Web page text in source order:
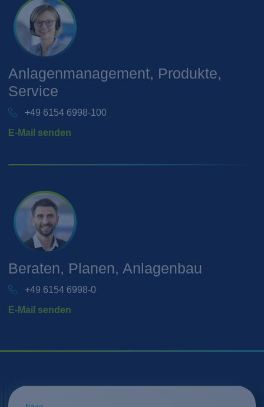
Anlagenmanagement, Produkte,
Service
+49 6154 6998-100
E-Mail senden
Beraten, Planen, Anlagenbau
+49 6154 6998-0
E-Mail senden